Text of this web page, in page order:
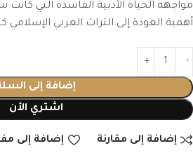
مواجهة الحياة الأدبية الفاسدة التي
أهمية العودة إلى التراث العربي الإسلامي
إضافة إلى
اشتري الأن
إضافة إلى مقارنة إضافة إلى